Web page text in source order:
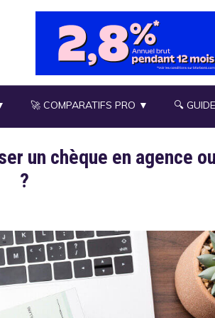
🚀 COMPARATIFS PRO ▼ 🔍
un chèque en agence
?